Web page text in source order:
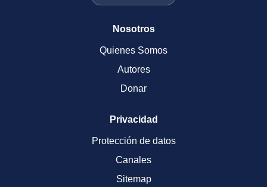
Nosotros
Quienes Somos
Autores
Donar
Privacidad
Protección de datos
Canales
Sitemap